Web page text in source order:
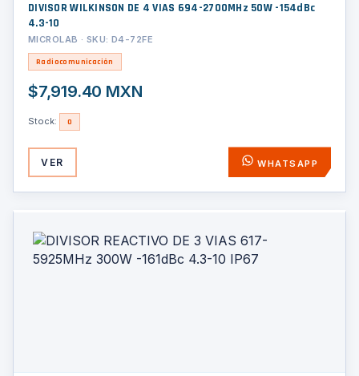
DIVISOR WILKINSON DE 4 VIAS 694-2700MHz 50W -154dBc
4.3-10
MICROLAB · SKU: D4-72FE
Radiocomunicación
$7,919.40 MXN
Stock: 0
VER WHATSAPP